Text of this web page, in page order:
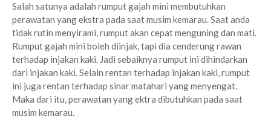
Salah satunya adalah rumput gajah mini membutuhkan
perawatan yang ekstra pada saat musim kemarau. Saat anda
tidak rutin menyirami, rumput akan cepat menguning dan mati.
Rumput gajah mini boleh diinjak, tapi dia cenderung rawan
terhadap injakan kaki. Jadi sebaiknya rumput ini dihindarkan
dari injakan kaki. Selain rentan terhadap injakan kaki, rumput
ini juga rentan terhadap sinar matahari yang menyengat.
Maka dari itu, perawatan yang ektra dibutuhkan pada saat
musim kemarau.